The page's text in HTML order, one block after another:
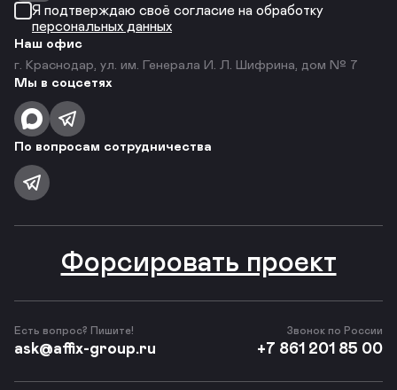
Я подтверждаю своё согласие на обработку
персональных данных
Наш офис
г. Краснодар, ул. им. Генерала И. Л. Шифрина, дом № 7
Мы в соцсетях
По вопросам сотрудничества
Есть вопрос? Пишите!
ask@affix-group.ru
Форсировать проект
Звонок по России
+7 861 201 85 00